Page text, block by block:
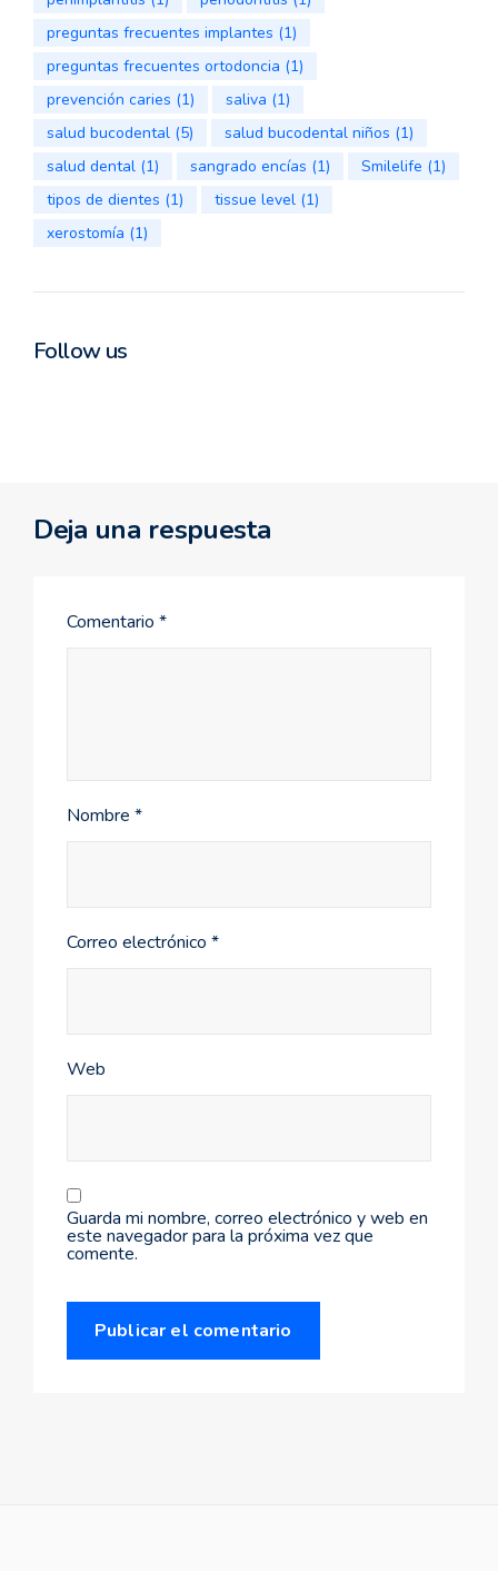
preguntas frecuentes implantes (1)
preguntas frecuentes ortodoncia (1)
prevención caries (1) saliva (1)
salud bucodental (5) salud bucodental niños (1)
salud dental (1) sangrado encías (1) Smilelife (1)
tipos de dientes (1) tissue level (1)
xerostomía (1)
Follow us
Deja una respuesta
Comentario *
Nombre *
Correo electrónico *
Web
Guarda mi nombre, correo electrónico y web en
este navegador para la próxima vez que
comente.